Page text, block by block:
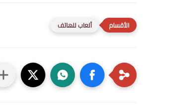
ألعاب للهاتف